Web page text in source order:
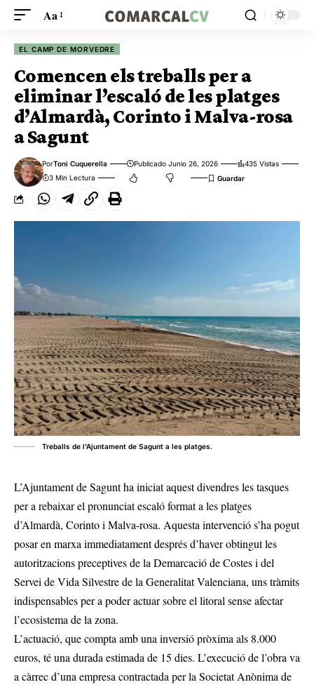
Aa
EL CAMP DE MORVEDRE
Comencen els treballs per a
eliminar l’escaló de les platges
d’Almardà, Corinto i Malva-rosa
a Sagunt
PorToni Cuquerella Publicado Junio 26, 2026
435 Vistas
3 Min Lectura
Treballs de l'Ajuntament de Sagunt a les platges.
L’Ajuntament de Sagunt ha iniciat aquest divendres les tasques
per a rebaixar el pronunciat escaló format a les platges
d’Almardà, Corinto i Malva-rosa. Aquesta intervenció s’ha pogut
posar en marxa immediatament després d’haver obtingut les
autoritzacions preceptives de la Demarcació de Costes i del
Servei de Vida Silvestre de la Generalitat Valenciana, uns tràmits
indispensables per a poder actuar sobre el litoral sense afectar
l’ecosistema de la zona.
L’actuació, que compta amb una inversió pròxima als 8.000
euros, té una durada estimada de 15 dies. L’execució de l’obra va
a càrrec d’una empresa contractada per la Societat Anònima de